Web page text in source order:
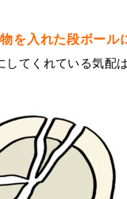
を入れた段ボール
してくれている気配